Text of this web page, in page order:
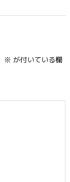
※ が付いている欄